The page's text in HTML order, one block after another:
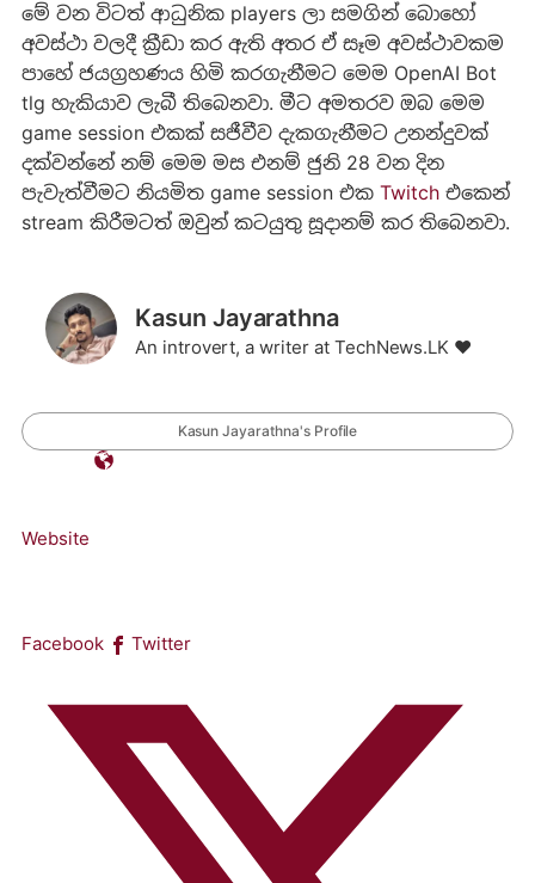
මේ වන විටත් ආධුනික players ලා සමගින් බොහෝ
අවස්ථා වලදී ක්‍රීඩා කර ඇති අතර ඒ සෑම අවස්ථාවකම
පාහේ ජයග්‍රහණය හිමි කරගැනීමට මෙම OpenAI Bot
tlg හැකියාව ලැබී තිබෙනවා. මීට අමතරව ඔබ මෙම
game session එකක් සජීවීව දැකගැනීමට උනන්දුවක්
දක්වන්නේ නම් මෙම මස එනම් ජුනි 28 වන දින
පැවැත්වීමට නියමිත game session එක Twitchඑකෙන්
stream කිරීමටත් ඔවුන් කටයුතු සූදානම් කර තිබෙනවා.
Kasun Jayarathna
An introvert, a writer at TechNews.LK ❤️
Kasun Jayarathna's Profile
Website
Facebook Twitter